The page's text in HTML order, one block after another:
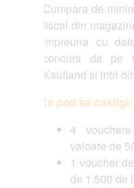
de minimum
din magazinele
cu datele
de pe site-ul
si intri direct in
poti sa castigi:
4 vouchere de
valoare de 500 de lei
1 voucher de
de 1.500 de lei